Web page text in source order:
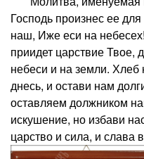
Господь произнес ее
наш, Иже еси на
приидет царствие Твое,
небеси и на земли.
днесь, и остави нам
оставляем должником
искушение, но избави
царство и сила, и слава